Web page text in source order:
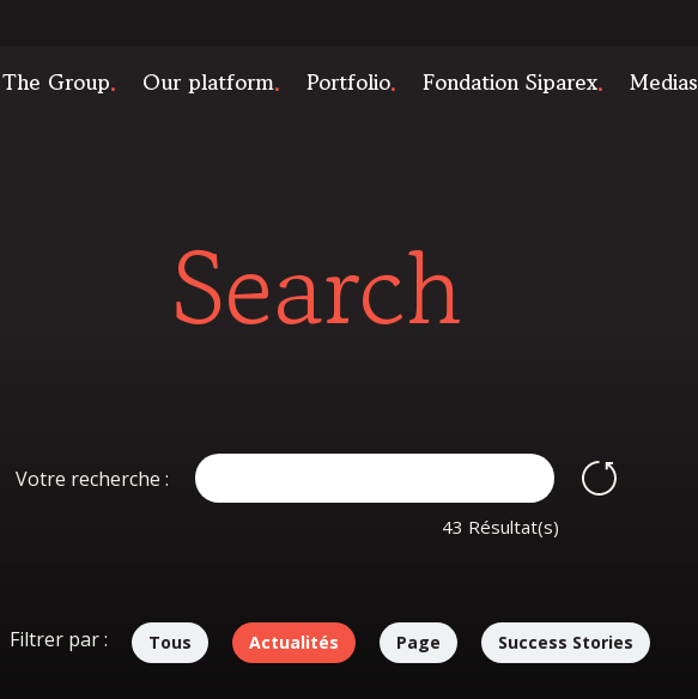
The Group Our platform Portfolio Fondation Siparex Medias
Search
Votre recherche :
43 Résultat(s)
Filtrer par : Tous Actualités Page Success Stories